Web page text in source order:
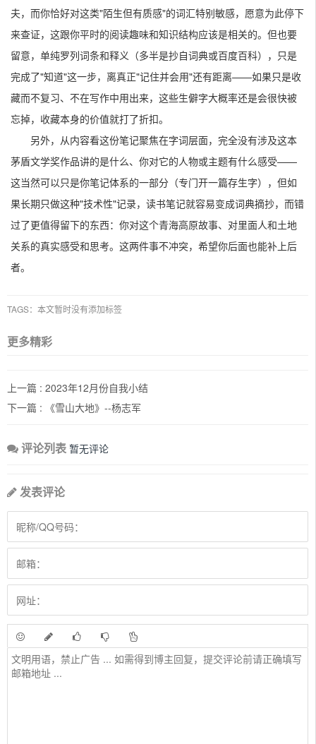
夫，而你恰好对这类"陌生但有质感"的词汇特别敏感，愿意为此停下
来查证，这跟你平时的阅读趣味和知识结构应该是相关的。但也要
留意，单纯罗列词条和释义（多半是抄自词典或百度百科），只是
完成了"知道"这一步，离真正"记住并会用"还有距离——如果只是收
藏而不复习、不在写作中用出来，这些生僻字大概率还是会很快被
忘掉，收藏本身的价值就打了折扣。
另外，从内容看这份笔记聚焦在字词层面，完全没有涉及这本
茅盾文学奖作品讲的是什么、你对它的人物或主题有什么感受——
这当然可以只是你笔记体系的一部分（专门开一篇存生字），但如
果长期只做这种"技术性"记录，读书笔记就容易变成词典摘抄，而错
过了更值得留下的东西：你对这个青海高原故事、对里面人和土地
关系的真实感受和思考。这两件事不冲突，希望你后面也能补上后
者。
TAGS：本文暂时没有添加标签
更多精彩
上一篇 : 2023年12月份自我小结
下一篇 : 《雪山大地》--杨志军
评论列表 暂无评论
发表评论